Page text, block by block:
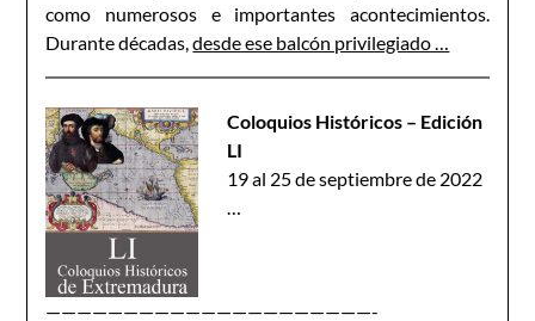
como numerosos e importantes acontecimientos.
Durante décadas,desde ese balcón privilegiado …
Coloquios Históricos – Edición
LI
19 al 25 de septiembre de 2022
…
—————————————————————-